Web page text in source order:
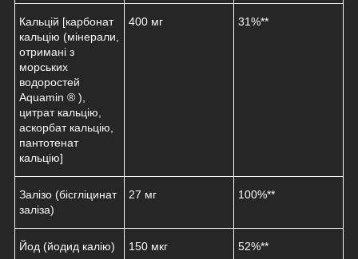
Кальцій [карбонат
кальцію (мінерали,
отримані з
морських
водоростей
Aquamin ® ),
цитрат кальцію,
аскорбат кальцію,
пантотенат
кальцію]
400 мг 31%**
Залізо (бісгліцинат
заліза)
27 мг 100%**
Йод (йодид калію) 150 мкг 52%**